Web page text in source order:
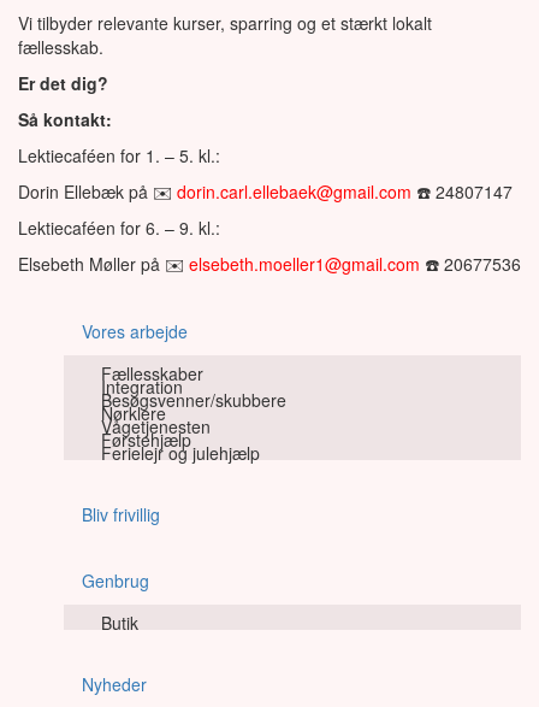
Vi tilbyder relevante kurser, sparring og et stærkt lokalt
fællesskab.
Er det dig?
Så kontakt:
Lektiecaféen for 1. – 5. kl.:
Dorin Ellebæk på ✉️ dorin.carl.ellebaek@gmail.com ☎️ 24807147
Lektiecaféen for 6. – 9. kl.:
Elsebeth Møller på ✉️ elsebeth.moeller1@gmail.com ☎️ 20677536
Vores arbejde
Fællesskaber
Integration
Besøgsvenner/skubbere
Nørklere
Vågetjenesten
Førstehjælp
Ferielejr og julehjælp
Bliv frivillig
Genbrug
Butik
Nyheder